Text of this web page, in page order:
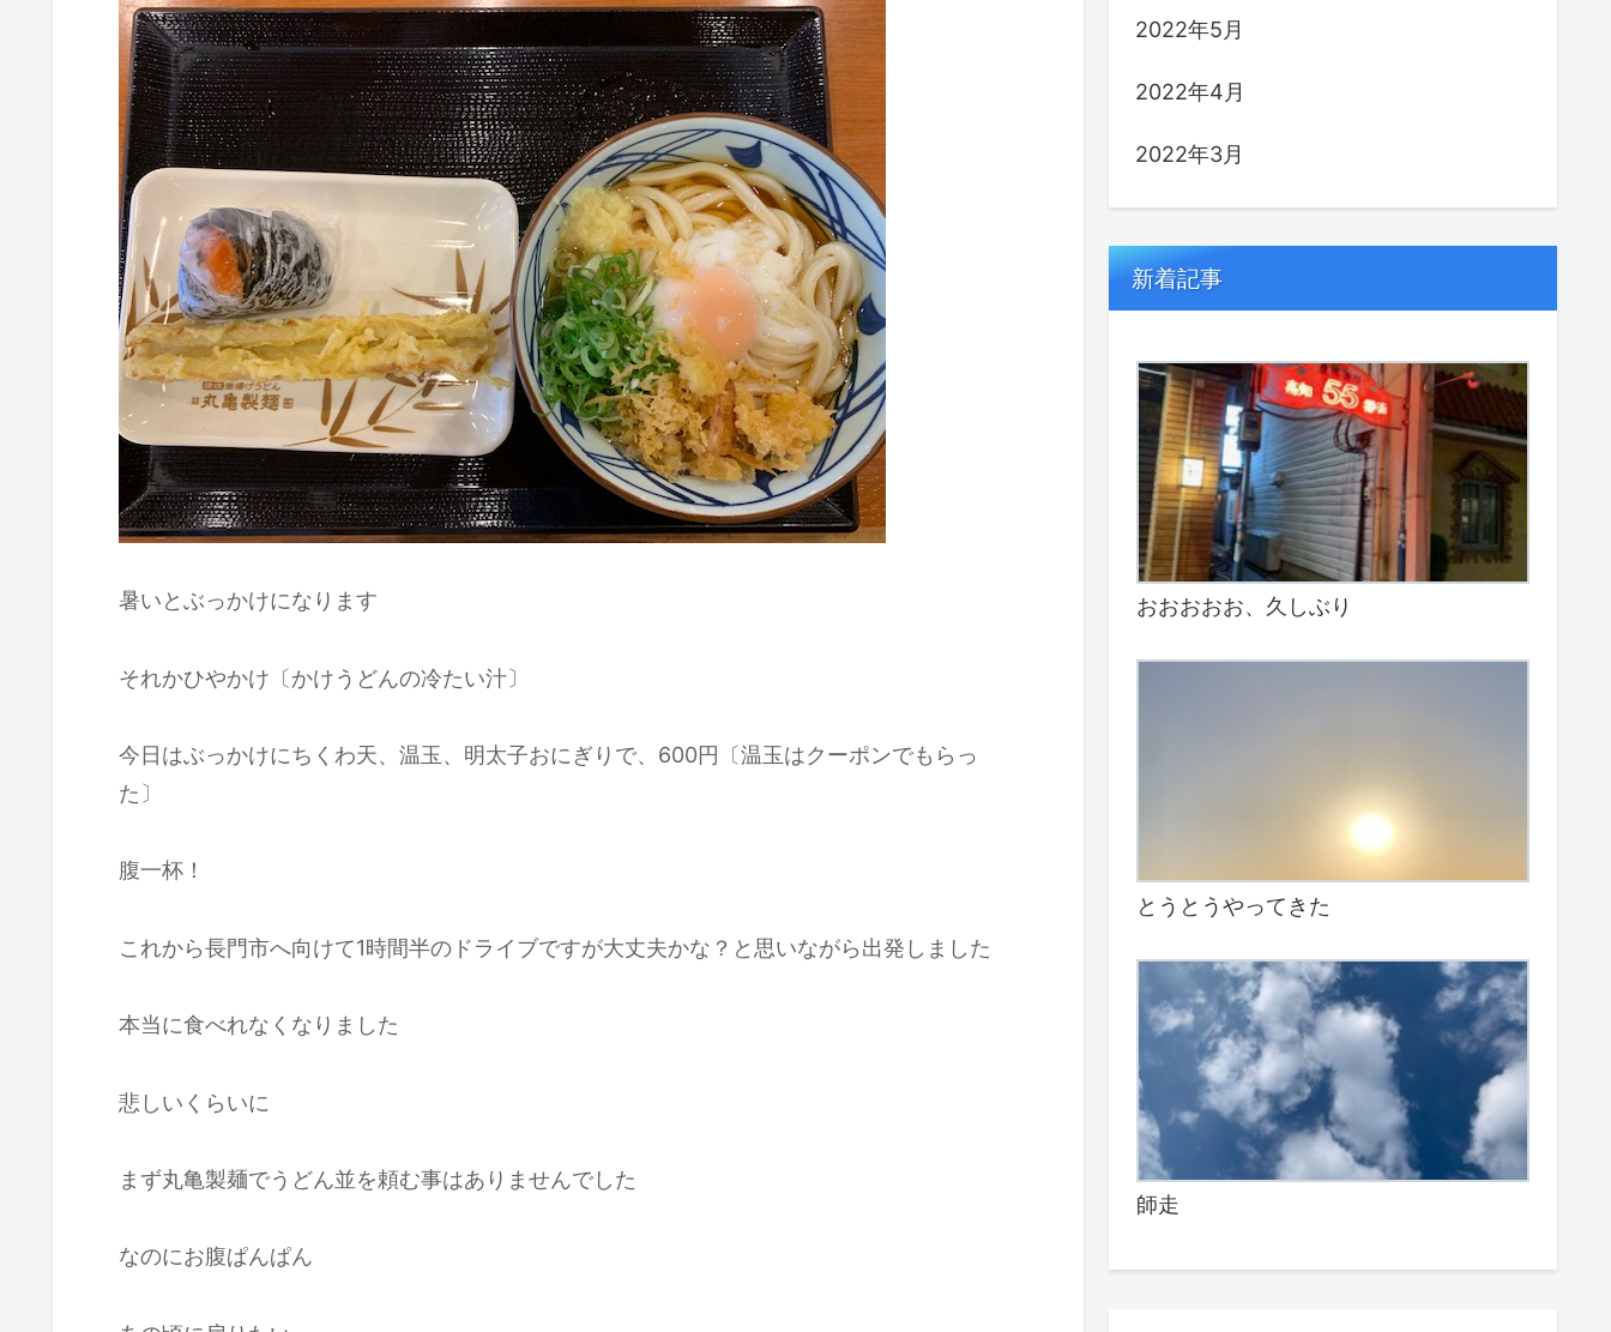
暑いとぶっかけになります
それかひやかけ〔かけうどんの冷たい汁〕
今日はぶっかけにちくわ天、温玉、明太子おにぎりで、600円〔温玉はクーポンでもらっ
た〕
腹一杯！
これから長門市へ向けて1時間半のドライブですが大丈夫かな？と思いながら出発しました
本当に食べれなくなりました
悲しいくらいに
まず丸亀製麺でうどん並を頼む事はありませんでした
なのにお腹ぱんぱん
2022年5月
2022年4月
2022年3月
新着記事
おおおおお、久しぶり
とうとうやってきた
師走